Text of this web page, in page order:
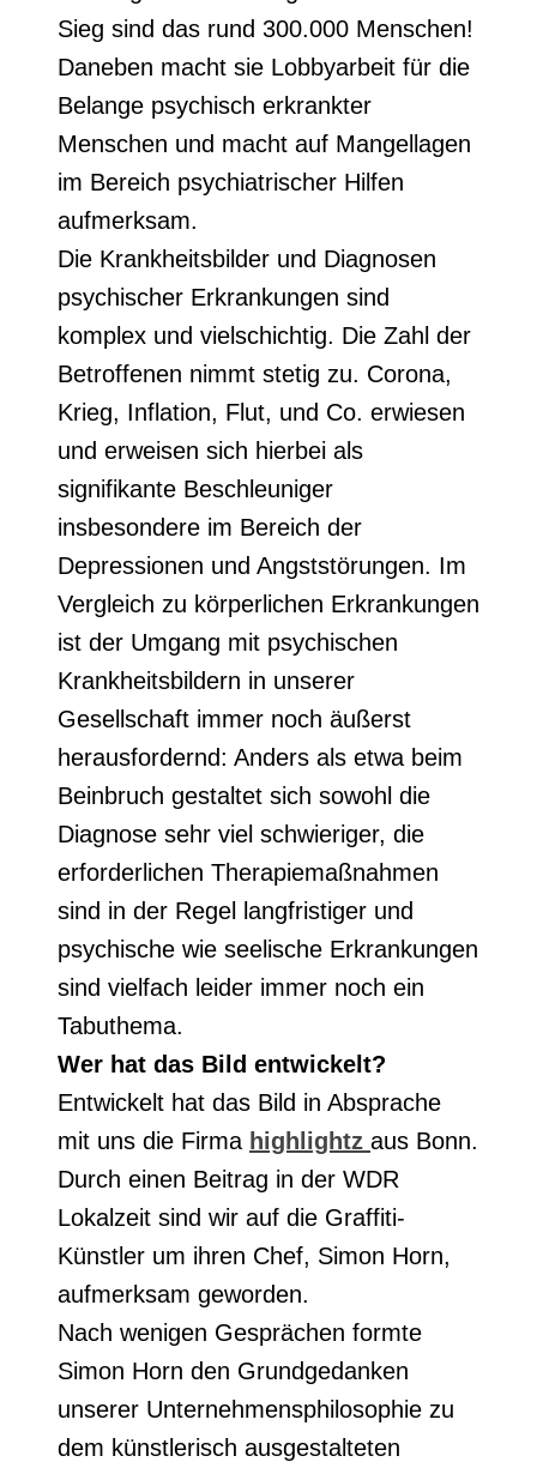
Sieg sind das rund 300.000 Menschen!
Daneben macht sie Lobbyarbeit für die
Belange psychisch erkrankter
Menschen und macht auf Mangellagen
im Bereich psychiatrischer Hilfen
aufmerksam.
Die Krankheitsbilder und Diagnosen
psychischer Erkrankungen sind
komplex und vielschichtig. Die Zahl der
Betroffenen nimmt stetig zu. Corona,
Krieg, Inflation, Flut, und Co. erwiesen
und erweisen sich hierbei als
signifikante Beschleuniger
insbesondere im Bereich der
Depressionen und Angststörungen. Im
Vergleich zu körperlichen Erkrankungen
ist der Umgang mit psychischen
Krankheitsbildern in unserer
Gesellschaft immer noch äußerst
herausfordernd: Anders als etwa beim
Beinbruch gestaltet sich sowohl die
Diagnose sehr viel schwieriger, die
erforderlichen Therapiemaßnahmen
sind in der Regel langfristiger und
psychische wie seelische Erkrankungen
sind vielfach leider immer noch ein
Tabuthema.
Wer hat das Bild entwickelt?
Entwickelt hat das Bild in Absprache
mit uns die Firma highlightz aus Bonn.
Durch einen Beitrag in der WDR
Lokalzeit sind wir auf die Graffiti-
Künstler um ihren Chef, Simon Horn,
aufmerksam geworden.
Nach wenigen Gesprächen formte
Simon Horn den Grundgedanken
unserer Unternehmensphilosophie zu
dem künstlerisch ausgestalteten